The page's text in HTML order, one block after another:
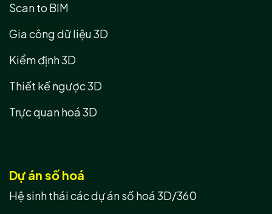
Scan to BIM
Gia công dữ liệu 3D
Kiểm định 3D
Thiết kế ngược 3D
Trực quan hoá 3D
Dự án số hoá
Hệ sinh thái các dự án số hoá 3D/360